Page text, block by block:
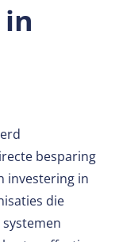
besparing
investering in
die